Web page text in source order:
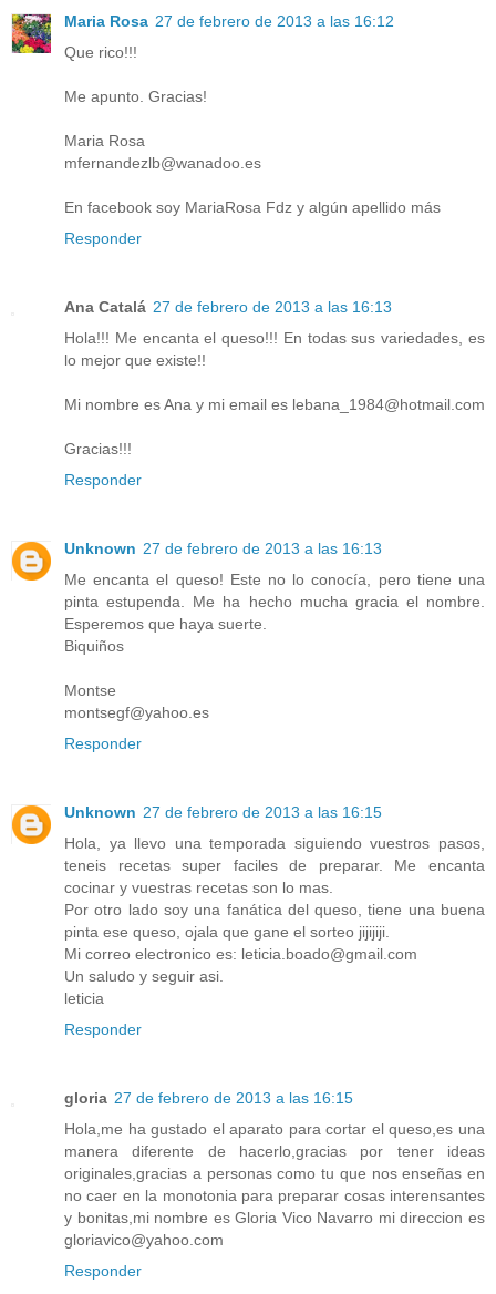
Maria Rosa 27 de febrero de 2013 a las 16:12
Que rico!!!
Me apunto. Gracias!
Maria Rosa
mfernandezlb@wanadoo.es
En facebook soy MariaRosa Fdz y algún apellido más
Responder
Ana Catalá 27 de febrero de 2013 a las 16:13
Hola!!! Me encanta el queso!!! En todas sus variedades, es
lo mejor que existe!!
Mi nombre es Ana y mi email es lebana_1984@hotmail.com
Gracias!!!
Responder
Unknown 27 de febrero de 2013 a las 16:13
Me encanta el queso! Este no lo conocía, pero tiene una
pinta estupenda. Me ha hecho mucha gracia el nombre.
Esperemos que haya suerte.
Biquiños
Montse
montsegf@yahoo.es
Responder
Unknown 27 de febrero de 2013 a las 16:15
Hola, ya llevo una temporada siguiendo vuestros pasos,
teneis recetas super faciles de preparar. Me encanta
cocinar y vuestras recetas son lo mas.
Por otro lado soy una fanática del queso, tiene una buena
pinta ese queso, ojala que gane el sorteo jijijiji.
Mi correo electronico es: leticia.boado@gmail.com
Un saludo y seguir asi.
leticia
Responder
gloria 27 de febrero de 2013 a las 16:15
Hola,me ha gustado el aparato para cortar el queso,es una
manera diferente de hacerlo,gracias por tener ideas
originales,gracias a personas como tu que nos enseñas en
no caer en la monotonia para preparar cosas interensantes
y bonitas,mi nombre es Gloria Vico Navarro mi direccion es
gloriavico@yahoo.com
Responder